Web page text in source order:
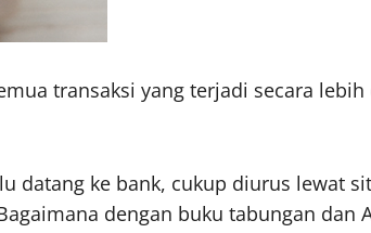
transaksi yang terjadi secara
ke bank, cukup diurus lewat
dengan buku tabungan dan